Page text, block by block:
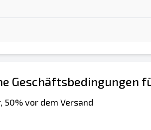
Geschäftsbedingungen
50% vor dem Versand